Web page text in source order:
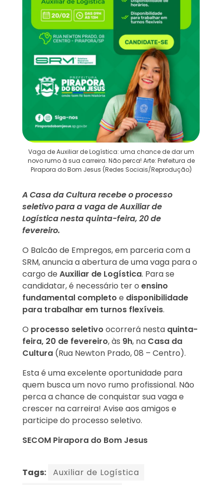
Vaga de Auxiliar de Logística: uma chance de dar um
novo rumo à sua carreira. Não perca! Arte: Prefeitura de
Pirapora do Bom Jesus (Redes Sociais/Reprodução)
A Casa da Cultura recebe o processo
seletivo para a vaga de Auxiliar de
Logística nesta quinta-feira, 20 de
fevereiro.
O Balcão de Empregos, em parceria com a
SRM, anuncia a abertura de uma vaga para o
cargo de Auxiliar de Logística. Para se
candidatar, é necessário ter o ensino
fundamental completo e disponibilidade
para trabalhar em turnos flexíveis.
O processo seletivo ocorrerá nesta quinta-
feira, 20 de fevereiro, às 9h, na Casa da
Cultura (Rua Newton Prado, 08 – Centro).
Esta é uma excelente oportunidade para
quem busca um novo rumo profissional. Não
perca a chance de conquistar sua vaga e
crescer na carreira! Avise aos amigos e
participe do processo seletivo.
SECOM Pirapora do Bom Jesus
Tags:
Auxiliar de Logística